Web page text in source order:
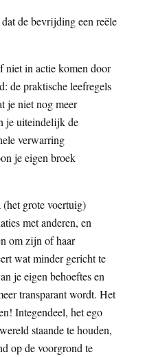
de bevrijding een reële
niet in actie komen door
de praktische leefregels
je niet nog meer
je uiteindelijk de
verwarring
je eigen broek
grote voertuig)
met anderen, en
om zijn of haar
wat minder gericht te
je eigen behoeftes en
transparant wordt. Het
Integendeel, het ego
staande te houden,
op de voorgrond te